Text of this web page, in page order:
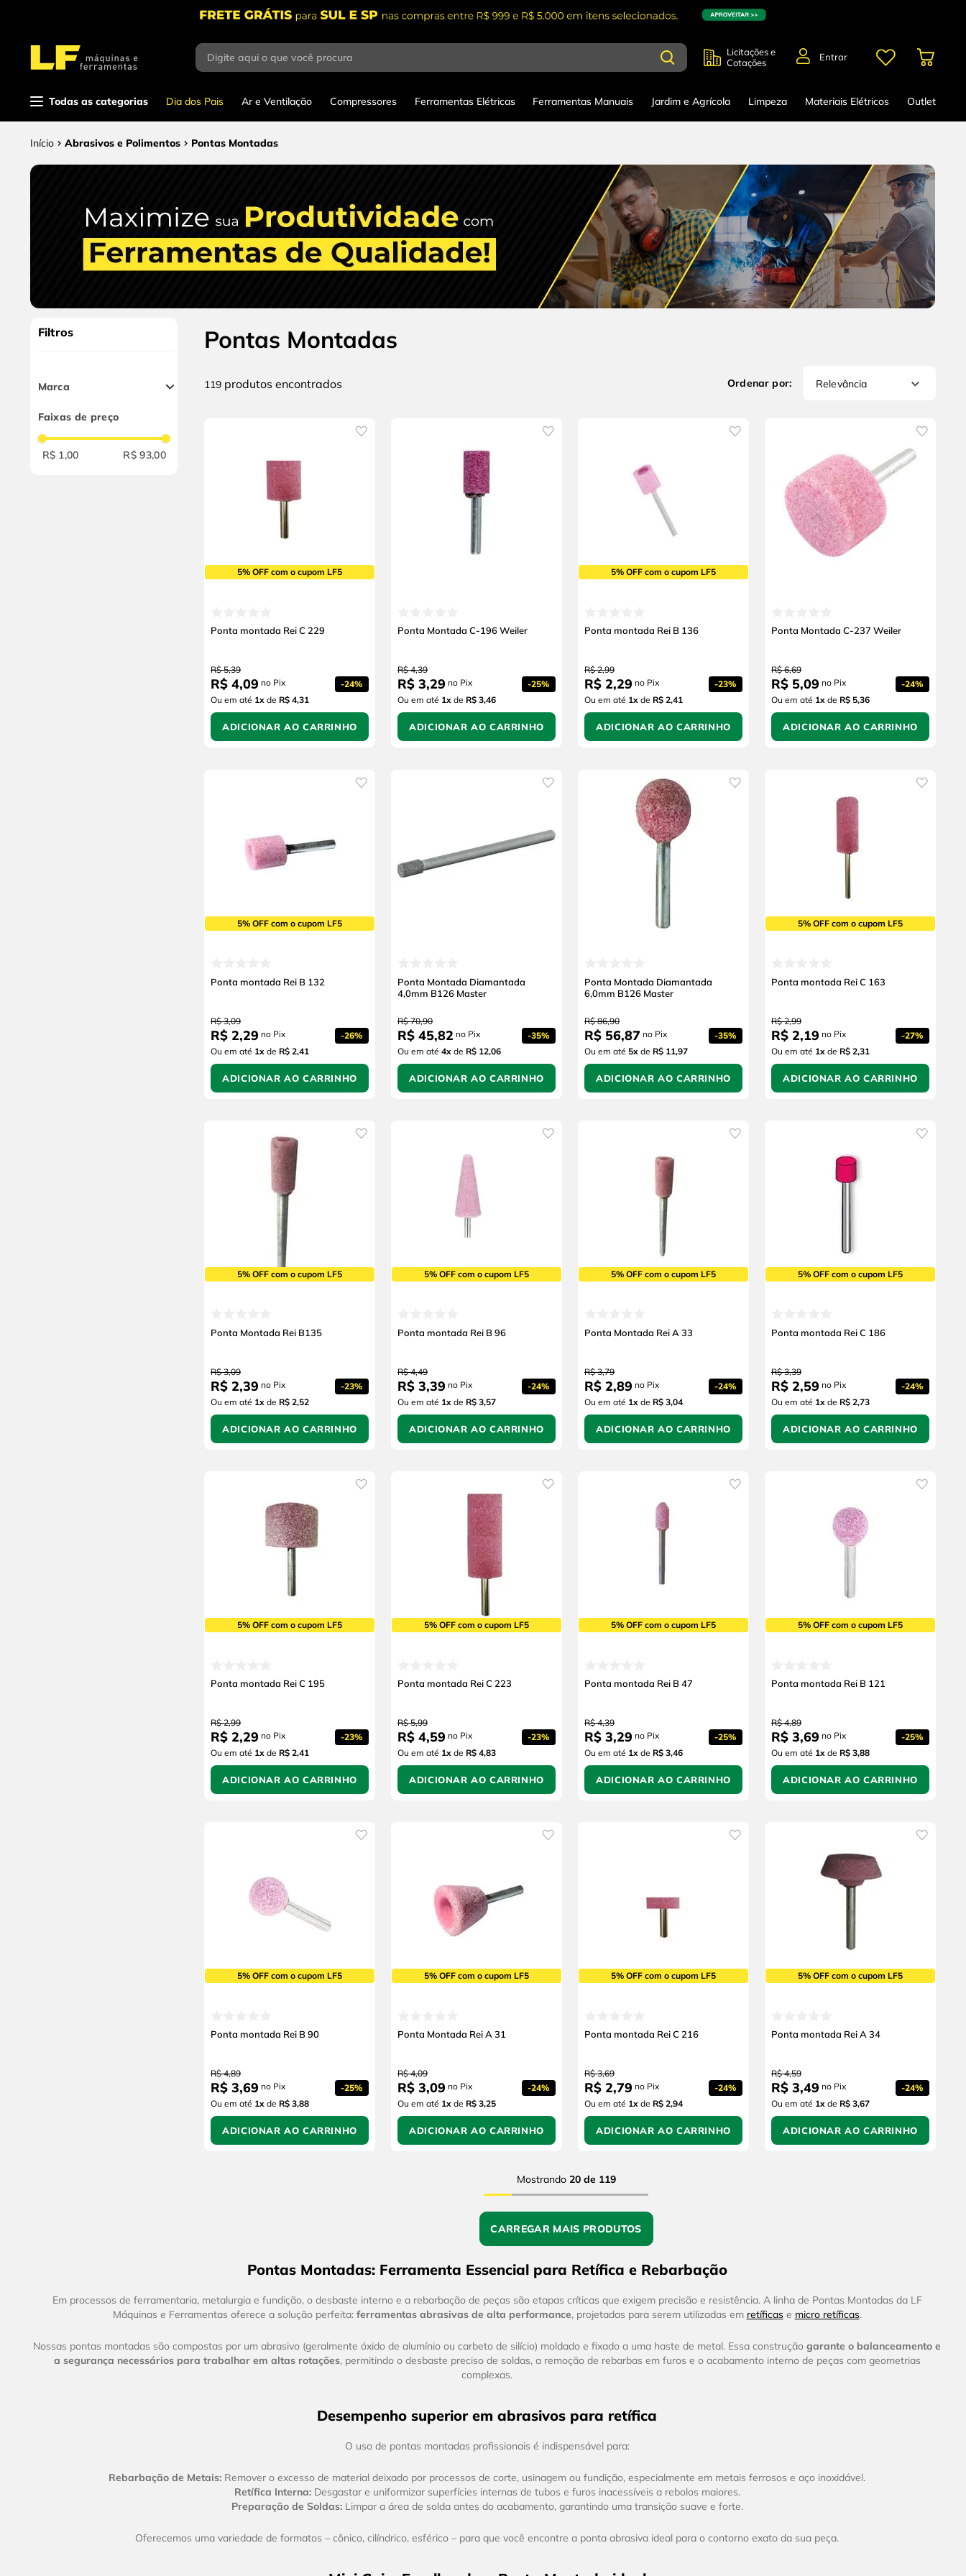
Digite aqui o que você procura
Licitações e
Cotações
Entrar
Todas as categorias Dia dos Pais Ar e Ventilação Compressores Ferramentas Elétricas Ferramentas Manuais Jardim e Agrícola Limpeza Materiais Elétricos Outlet
Abrasivos e Polimentos Pontas Montadas
Filtros
Marca
Weiler
Dremel
Master Diamond
Faixas de preço
R$ 1,00 R$ 93,00
Pontas Montadas
119 produtos Relevância
5% OFF com o cupom LF5
Ponta montada Rei C 229
R$ 5,39
R$ 4,09 no Pix -24%
Ou em até 1x de R$ 4,31
ADICIONAR AO CARRINHO
Ponta Montada C-196 Weiler
R$ 4,39
R$ 3,29 no Pix -25%
Ou em até 1x de R$ 3,46
ADICIONAR AO CARRINHO
5% OFF com o cupom LF5
Ponta montada Rei B 136
R$ 2,99
R$ 2,29 no Pix -23%
Ou em até 1x de R$ 2,41
ADICIONAR AO CARRINHO
Ponta Montada C-237 Weiler
R$ 6,69
R$ 5,09 no Pix -24%
Ou em até 1x de R$ 5,36
ADICIONAR AO CARRINHO
5% OFF com o cupom LF5
Ponta montada Rei B 132
R$ 3,09
R$ 2,29 no Pix -26%
Ou em até 1x de R$ 2,41
ADICIONAR AO CARRINHO
Ponta Montada Diamantada
4,0mm B126 Master
R$ 70,90
R$ 45,82 no Pix -35%
Ou em até 4x de R$ 12,06
ADICIONAR AO CARRINHO
Ponta Montada Diamantada
6,0mm B126 Master
R$ 86,90
R$ 56,87 no Pix -35%
Ou em até 5x de R$ 11,97
ADICIONAR AO CARRINHO
5% OFF com o cupom LF5
Ponta montada Rei C 163
R$ 2,99
R$ 2,19 no Pix -27%
Ou em até 1x de R$ 2,31
ADICIONAR AO CARRINHO
5% OFF com o cupom LF5
Ponta Montada Rei B135
R$ 3,09
R$ 2,39 no Pix -23%
Ou em até 1x de R$ 2,52
ADICIONAR AO CARRINHO
5% OFF com o cupom LF5
Ponta montada Rei B 96
R$ 4,49
R$ 3,39 no Pix -24%
Ou em até 1x de R$ 3,57
ADICIONAR AO CARRINHO
5% OFF com o cupom LF5
Ponta Montada Rei A 33
R$ 3,79
R$ 2,89 no Pix -24%
Ou em até 1x de R$ 3,04
ADICIONAR AO CARRINHO
5% OFF com o cupom LF5
Ponta montada Rei C 186
R$ 3,39
R$ 2,59 no Pix -24%
Ou em até 1x de R$ 2,73
ADICIONAR AO CARRINHO
5% OFF com o cupom LF5
Ponta montada Rei C 195
R$ 2,99
R$ 2,29 no Pix -23%
Ou em até 1x de R$ 2,41
ADICIONAR AO CARRINHO
5% OFF com o cupom LF5
Ponta montada Rei C 223
R$ 5,99
R$ 4,59 no Pix -23%
Ou em até 1x de R$ 4,83
ADICIONAR AO CARRINHO
5% OFF com o cupom LF5
Ponta montada Rei B 47
R$ 4,39
R$ 3,29 no Pix -25%
Ou em até 1x de R$ 3,46
ADICIONAR AO CARRINHO
5% OFF com o cupom LF5
Ponta montada Rei B 121
R$ 4,89
R$ 3,69 no Pix -25%
Ou em até 1x de R$ 3,88
ADICIONAR AO CARRINHO
5% OFF com o cupom LF5
Ponta montada Rei B 90
R$ 4,89
R$ 3,69 no Pix -25%
Ou em até 1x de R$ 3,88
ADICIONAR AO CARRINHO
5% OFF com o cupom LF5
Ponta Montada Rei A 31
R$ 4,09
R$ 3,09 no Pix -24%
Ou em até 1x de R$ 3,25
ADICIONAR AO CARRINHO
5% OFF com o cupom LF5
Ponta montada Rei C 216
R$ 3,69
R$ 2,79 no Pix -24%
Ou em até 1x de R$ 2,94
ADICIONAR AO CARRINHO
5% OFF com o cupom LF5
Ponta montada Rei A 34
R$ 4,59
R$ 3,49 no Pix -24%
Ou em até 1x de R$ 3,67
ADICIONAR AO CARRINHO
Mostrando 20 de 119
Pontas Montadas: Ferramenta Essencial para Retífica e Rebarbação
Em processos de ferramentaria, metalurgia e fundição, o desbaste interno e a rebarbação de peças são etapas críticas que exigem precisão e resistência. A linha de Pontas Montadas da LF
Máquinas e Ferramentas oferece a solução perfeita: ferramentas abrasivas de alta performance, projetadas para serem utilizadas em retíficase micro retíficas.
Nossas pontas montadas são compostas por um abrasivo (geralmente óxido de alumínio ou carbeto de silício) moldado e fixado a uma haste de metal. Essa construção garante o balanceamento e
a segurança necessários para trabalhar em altas rotações, permitindo o desbaste preciso de soldas, a remoção de rebarbas em furos e o acabamento interno de peças com geometrias
complexas.
Desempenho superior em abrasivos para retífica
O uso de pontas montadas profissionais é indispensável para:
Rebarbação de Metais: Remover o excesso de material deixado por processos de corte, usinagem ou fundição, especialmente em metais ferrosos e aço inoxidável.
Retífica Interna:Desgastar e uniformizar superfícies internas de tubos e furos inacessíveis a rebolos maiores.
Preparação de Soldas:Limpar a área de solda antes do acabamento, garantindo uma transição suave e forte.
Oferecemos uma variedade de formatos – cônico, cilíndrico, esférico – para que você encontre a ponta abrasiva ideal para o contorno exato da sua peça.
Termos mais
buscados
parafusadeira
serra circular
chave impacto